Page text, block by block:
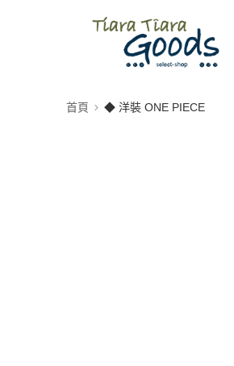
首頁 ◆ 洋裝 ONE PIECE